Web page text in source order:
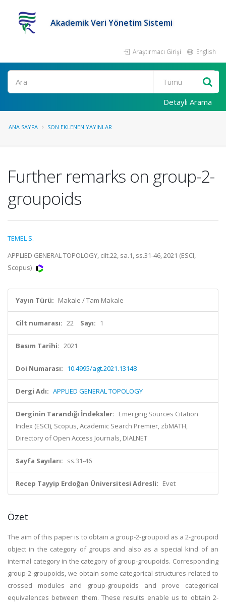
Akademik Veri Yönetim Sistemi
Araştırmacı Girişi English
Ara
Detaylı Arama
ANA SAYFA SON EKLENEN YAYINLAR
Further remarks on group-2-
groupoids
TEMEL S.
APPLIED GENERAL TOPOLOGY, cilt.22, sa.1, ss.31-46, 2021 (ESCI,
Scopus)
Yayın Türü: Makale / Tam Makale
Cilt numarası: 22 Sayı: 1
Basım Tarihi: 2021
Doi Numarası: 10.4995/agt.2021.13148
Dergi Adı: APPLIED GENERAL TOPOLOGY
Derginin Tarandığı İndeksler: Emerging Sources Citation
Index (ESCI), Scopus, Academic Search Premier, zbMATH,
Directory of Open Access Journals, DIALNET
Sayfa Sayıları: ss.31-46
Recep Tayyip Erdoğan Üniversitesi Adresli: Evet
Özet
The aim of this paper is to obtain a group-2-groupoid as a 2-groupoid
object in the category of groups and also as a special kind of an
internal category in the category of group-groupoids. Corresponding
group-2-groupoids, we obtain some categorical structures related to
crossed modules and group-groupoids and prove categorical
equivalences between them. These results enable us to obtain 2-